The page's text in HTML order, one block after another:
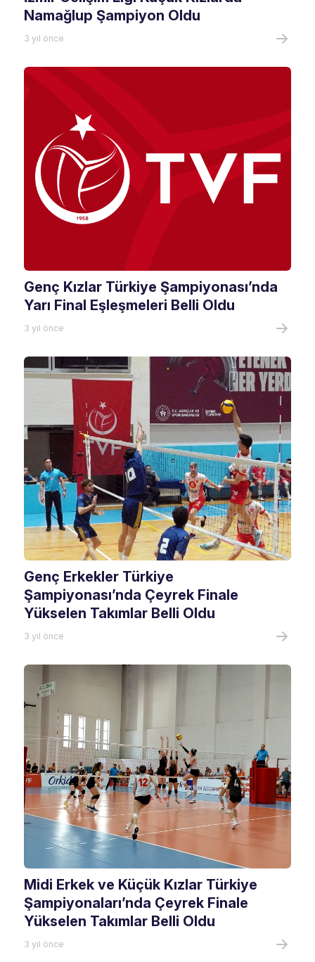
Namağlup Şampiyon Oldu
3 yıl önce
Genç Kızlar Türkiye Şampiyonası’nda
Yarı Final Eşleşmeleri Belli Oldu
3 yıl önce
Genç Erkekler Türkiye
Şampiyonası’nda Çeyrek Finale
Yükselen Takımlar Belli Oldu
3 yıl önce
Midi Erkek ve Küçük Kızlar Türkiye
Şampiyonaları’nda Çeyrek Finale
Yükselen Takımlar Belli Oldu
3 yıl önce